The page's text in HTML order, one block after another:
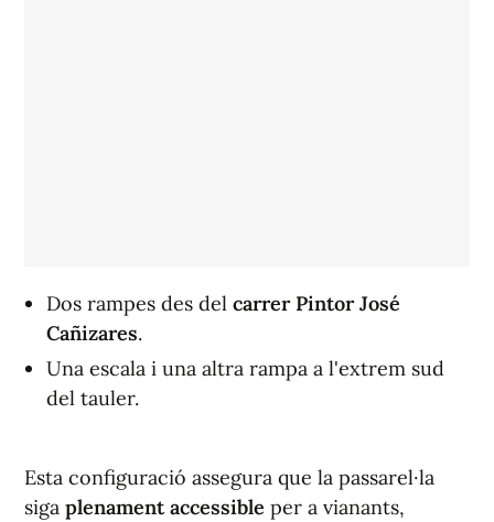
Dos rampes des del carrer Pintor José
Cañizares.
Una escala i una altra rampa a l'extrem sud
del tauler.
Esta configuració assegura que la passarel·la
siga plenament accessible per a vianants,